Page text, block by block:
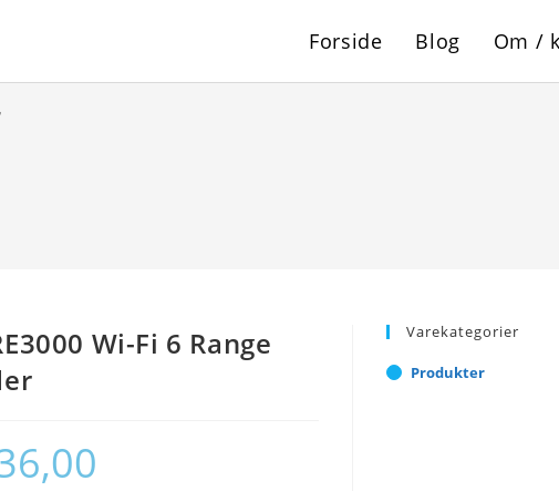
Forside Blog Om /
Wi-Fi 6 Range
Varekategorier
Produkter